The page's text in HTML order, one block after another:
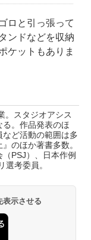
ロと引っ張って
ンドなどを収納
ケットもありま
。スタジオアシス
。作品発表のほ
ど活動の範囲は多
のほか著書多数。
PSJ）、日本作例
考委員。
表示させる